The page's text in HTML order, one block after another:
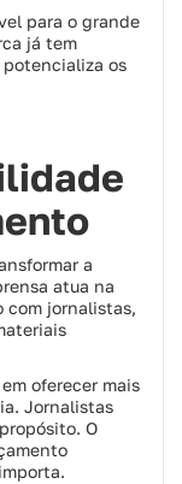
para o grande
já tem
os
a
atua na
jornalistas,
oferecer mais
Jornalistas
O